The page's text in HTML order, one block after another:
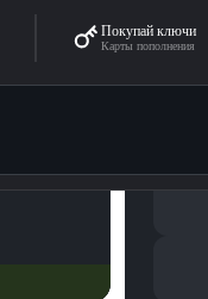
Покупай ключи
Карты пополнения